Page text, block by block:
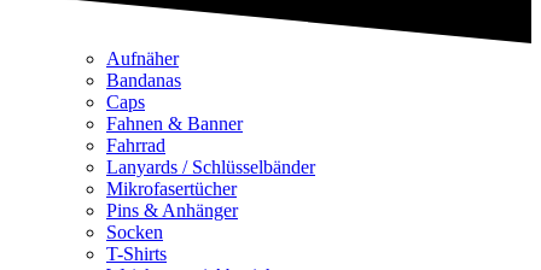
Aufnäher
Bandanas
Caps
Fahnen & Banner
Fahrrad
Lanyards / Schlüsselbänder
Mikrofasertücher
Pins & Anhänger
Socken
T-Shirts